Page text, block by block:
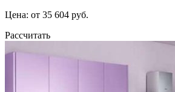
Цена: от 35 604 руб.
Рассчитать